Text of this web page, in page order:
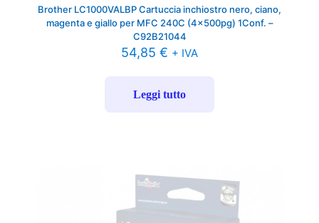
Brother LC1000VALBP Cartuccia inchiostro nero, ciano,
magenta e giallo per MFC 240C (4x500pg) 1Conf. –
C92B21044
54,85 € + IVA
Leggi tutto